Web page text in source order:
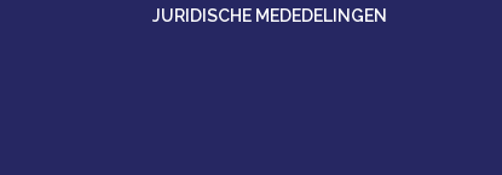
JURIDISCHE MEDEDELINGEN